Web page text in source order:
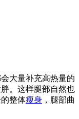
大量补充高热量的
。这样腿部自然也
整体瘦身 ，腿部曲